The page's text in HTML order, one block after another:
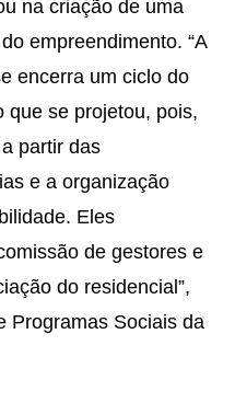
na criação de uma
empreendimento. “A
encerra um ciclo do
que se projetou, pois,
partir das
e a organização
Eles
de gestores e
do residencial”,
Programas Sociais da